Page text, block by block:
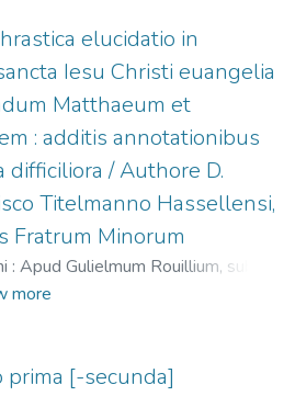
elucidatio in
Iesu Christi euangelia
Matthaeum et
: additis annotationibus
difficiliora / Authore D.
Titelmanno Hassellensi,
Fratrum Minorum
: Apud Gulielmum Rouillium, sub
1518?-1589
more
prima [-secunda]